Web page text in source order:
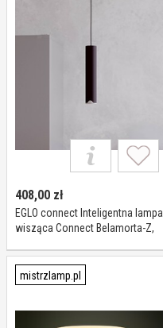
408,00 zł
EGLO connect Inteligentna lampa
wisząca Connect Belamorta-Z,
salon / jadalnia, metal,
nowoczesny
mistrzlamp.pl